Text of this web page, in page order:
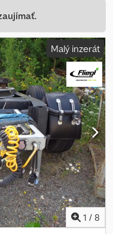
Malý inzerát
1 / 8